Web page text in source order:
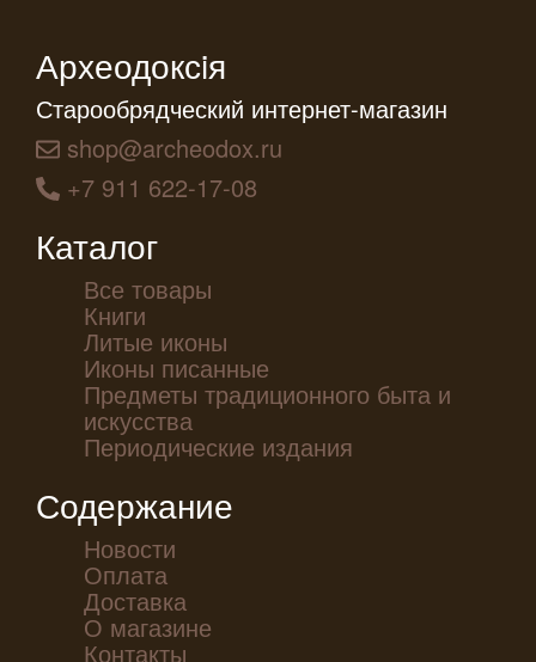
Археодоксiя
Старообрядческий интернет-магазин
shop@archeodox.ru
+7 911 622-17-08
Каталог
Все товары
Книги
Литые иконы
Иконы писанные
Предметы традиционного быта и
искусства
Периодические издания
Содержание
Новости
Оплата
Доставка
О магазине
Контакты